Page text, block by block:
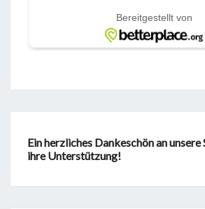
Ein herzliches Dankeschön an
ihre Unterstützung!